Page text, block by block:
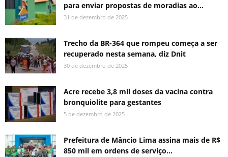
para enviar propostas de moradias ao...
31 de dezembro de 2025
Trecho da BR-364 que rompeu começa a ser
recuperado nesta semana, diz Dnit
30 de dezembro de 2025
Acre recebe 3,8 mil doses da vacina contra
bronquiolite para gestantes
5 de dezembro de 2025
Prefeitura de Mâncio Lima assina mais de R$
850 mil em ordens de serviço...